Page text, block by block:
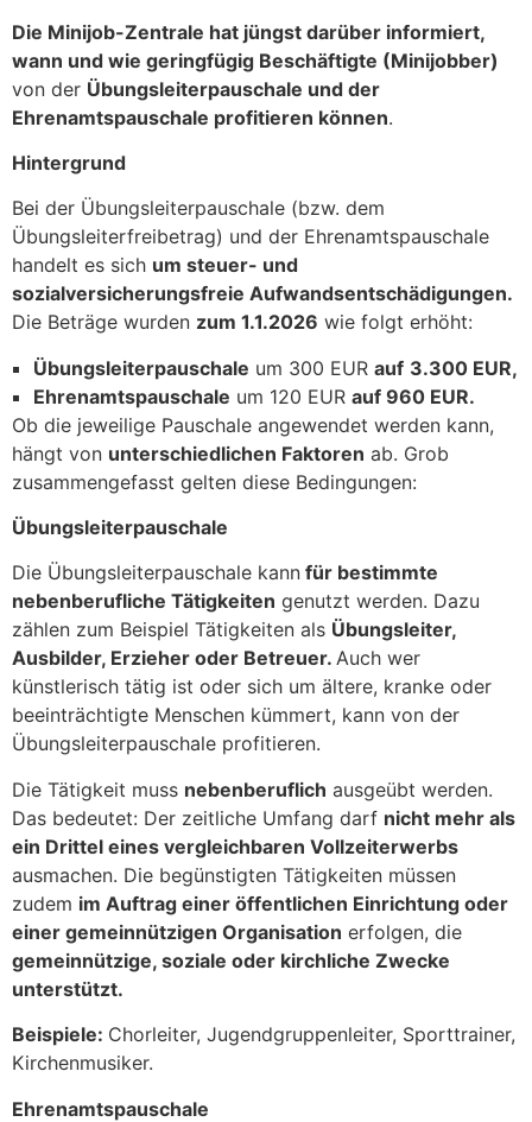
Die Minijob-Zentrale hat jüngst darüber informiert,
wann und wie geringfügig Beschäftigte (Minijobber)
von der Übungsleiterpauschale und der
Ehrenamtspauschale profitieren können.
Hintergrund
Bei der Übungsleiterpauschale (bzw. dem
Übungsleiterfreibetrag) und der Ehrenamtspauschale
handelt es sich um steuer- und
sozialversicherungsfreie Aufwandsentschädigungen.
Die Beträge wurden zum 1.1.2026 wie folgt erhöht:
Übungsleiterpauschale um 300 EUR auf 3.300 EUR,
Ehrenamtspauschale um 120 EUR auf 960 EUR.
Ob die jeweilige Pauschale angewendet werden kann,
hängt von unterschiedlichen Faktoren ab. Grob
zusammengefasst gelten diese Bedingungen:
Übungsleiterpauschale
Die Übungsleiterpauschale kann für bestimmte
nebenberufliche Tätigkeiten genutzt werden. Dazu
zählen zum Beispiel Tätigkeiten als Übungsleiter,
Ausbilder, Erzieher oder Betreuer. Auch wer
künstlerisch tätig ist oder sich um ältere, kranke oder
beeinträchtigte Menschen kümmert, kann von der
Übungsleiterpauschale profitieren.
Die Tätigkeit muss nebenberuflich ausgeübt werden.
Das bedeutet: Der zeitliche Umfang darf nicht mehr als
ein Drittel eines vergleichbaren Vollzeiterwerbs
ausmachen. Die begünstigten Tätigkeiten müssen
zudem im Auftrag einer öffentlichen Einrichtung oder
einer gemeinnützigen Organisation erfolgen, die
gemeinnützige, soziale oder kirchliche Zwecke
unterstützt.
Beispiele: Chorleiter, Jugendgruppenleiter, Sporttrainer,
Kirchenmusiker.
Ehrenamtspauschale